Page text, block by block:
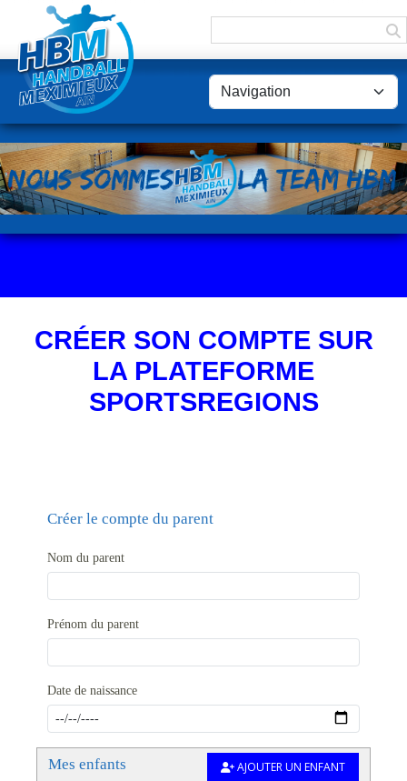
CRÉER SON COMPTE SUR
LA PLATEFORME
SPORTSREGIONS
Créer le compte du parent
Nom du parent
Prénom du parent
Date de naissance
Mes enfants AJOUTER UN ENFANT
Panneau de gestion des cookies